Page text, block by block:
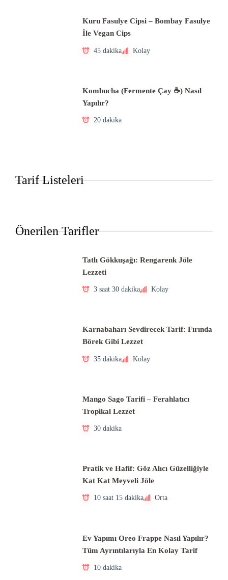
Kuru Fasulye Cipsi – Bombay Fasulye
İle Vegan Cips
45 dakika Kolay
Kombucha (Fermente Çay ☕) Nasıl
Yapılır?
20 dakika
Tarif Listeleri
Önerilen Tarifler
Tatlı Gökkuşağı: Rengarenk Jöle
Lezzeti
3 saat 30 dakika Kolay
Karnabaharı Sevdirecek Tarif: Fırında
Börek Gibi Lezzet
35 dakika Kolay
Mango Sago Tarifi – Ferahlatıcı
Tropikal Lezzet
30 dakika
Pratik ve Hafif: Göz Alıcı Güzelliğiyle
Kat Kat Meyveli Jöle
10 saat 15 dakika Orta
Ev Yapımı Oreo Frappe Nasıl Yapılır?
Tüm Ayrıntılarıyla En Kolay Tarif
10 dakika